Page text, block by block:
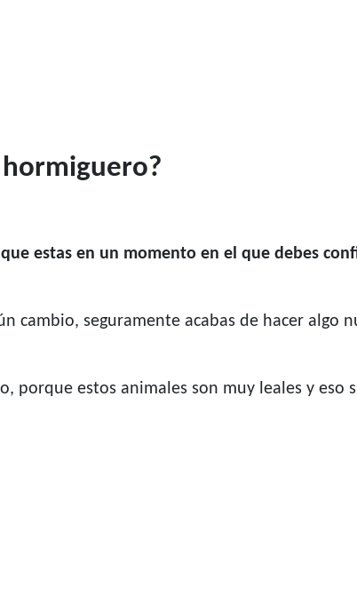
hormiguero?
estas en un momento en el que debes
cambio, seguramente acabas de hacer
porque estos animales son muy leales y